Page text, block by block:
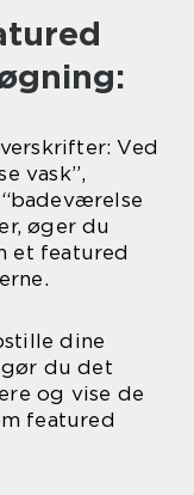
Ved
vask”,
øger du
et featured
dine
du det
og vise de
featured